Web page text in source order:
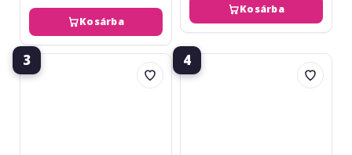
Kosárba
Kosárba
3
Rode
NT1
4
Rode
NT-